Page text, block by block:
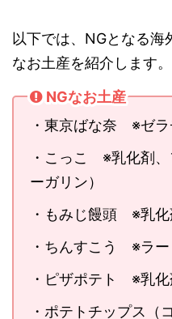
以下では、NGとなる海
なお土産を紹介します。
NGなお土産
・東京ばな奈 ※ゼラ
・こっこ ※乳化剤、
ーガリン）
・もみじ饅頭 ※乳化
・ちんすこう ※ラー
・ピザポテト ※乳化
・ポテトチップス